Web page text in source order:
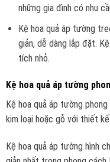
những gia đình có nhu
Kệ hoa quả áp tường
giản, dễ dàng lắp đặt.
tích nhỏ.
Kệ hoa quả áp tường
Kệ hoa quả áp tường
kim loại hoặc gỗ với thiết
Kệ hoa quả áp tường hình